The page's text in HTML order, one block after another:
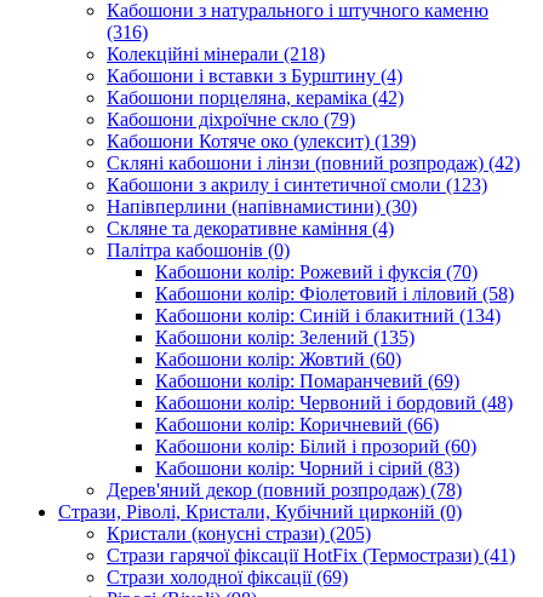
Кабошони з натурального і штучного каменю
(316)
Колекційні мінерали (218)
Кабошони і вставки з Бурштину (4)
Кабошони порцеляна, кераміка (42)
Кабошони діхроїчне скло (79)
Кабошони Котяче око (улексит) (139)
Скляні кабошони і лінзи (повний розпродаж) (42)
Кабошони з акрилу і синтетичної смоли (123)
Напівперлини (напівнамистини) (30)
Скляне та декоративне каміння (4)
Палітра кабошонів (0)
Кабошони колір: Рожевий і фуксія (70)
Кабошони колір: Фіолетовий і ліловий (58)
Кабошони колір: Синій і блакитний (134)
Кабошони колір: Зелений (135)
Кабошони колір: Жовтий (60)
Кабошони колір: Помаранчевий (69)
Кабошони колір: Червоний і бордовий (48)
Кабошони колір: Коричневий (66)
Кабошони колір: Білий і прозорий (60)
Кабошони колір: Чорний і сірий (83)
Дерев'яний декор (повний розпродаж) (78)
Стрази, Ріволі, Кристали, Кубічний цирконій (0)
Кристали (конусні стрази) (205)
Стрази гарячої фіксації HotFix (Термострази) (41)
Стрази холодної фіксації(69)